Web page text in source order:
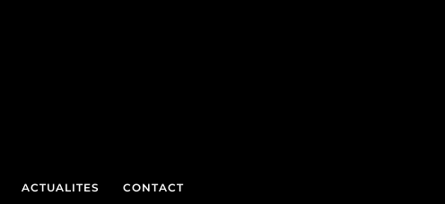
ACTUALITES CONTACT